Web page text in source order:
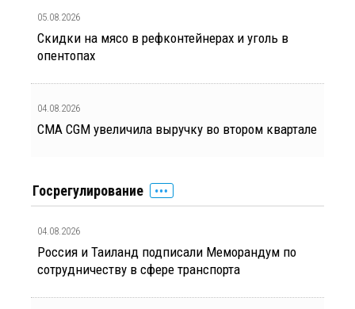
05.08.2026
Скидки на мясо в рефконтейнерах и уголь в
опентопах
04.08.2026
CMA CGM увеличила выручку во втором квартале
Госрегулирование
04.08.2026
Россия и Таиланд подписали Меморандум по
сотрудничеству в сфере транспорта